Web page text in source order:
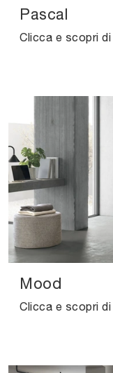
Pascal
Mood